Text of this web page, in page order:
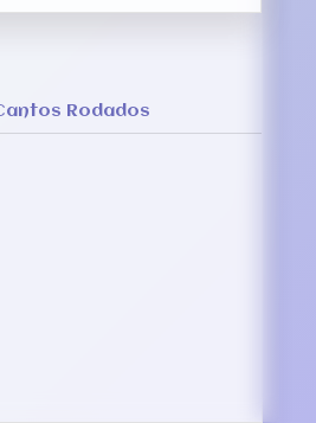
Rodados